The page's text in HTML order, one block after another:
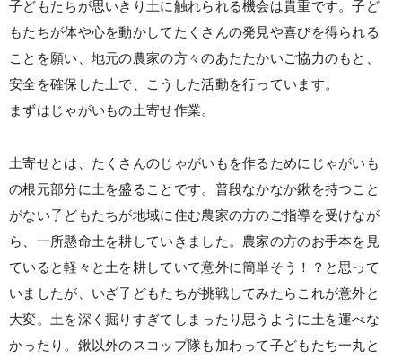
子どもたちが思いきり土に触れられる機会は貴重です。子ど
もたちが体や心を動かしてたくさんの発見や喜びを得られる
ことを願い、地元の農家の方々のあたたかいご協力のもと、
安全を確保した上で、こうした活動を行っています。
まずはじゃがいもの土寄せ作業。
土寄せとは、たくさんのじゃがいもを作るためにじゃがいも
の根元部分に土を盛ることです。普段なかなか鍬を持つこと
がない子どもたちが地域に住む農家の方のご指導を受けなが
ら、一所懸命土を耕していきました。農家の方のお手本を見
ていると軽々と土を耕していて意外に簡単そう！？と思って
いましたが、いざ子どもたちが挑戦してみたらこれが意外と
大変。土を深く掘りすぎてしまったり思うように土を運べな
かったり。鍬以外のスコップ隊も加わって子どもたち一丸と